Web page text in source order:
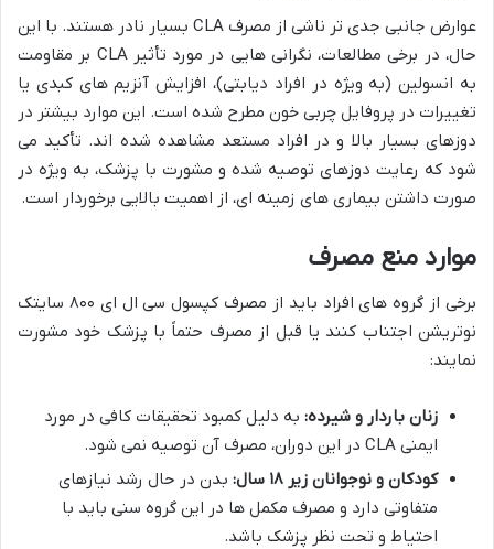
عوارض جانبی جدی تر ناشی از مصرف CLA بسیار نادر هستند. با این
حال، در برخی مطالعات، نگرانی هایی در مورد تأثیر CLA بر مقاومت
به انسولین (به ویژه در افراد دیابتی)، افزایش آنزیم های کبدی یا
تغییرات در پروفایل چربی خون مطرح شده است. این موارد بیشتر در
دوزهای بسیار بالا و در افراد مستعد مشاهده شده اند. تأکید می
شود که رعایت دوزهای توصیه شده و مشورت با پزشک، به ویژه در
صورت داشتن بیماری های زمینه ای، از اهمیت بالایی برخوردار است.
موارد منع مصرف
برخی از گروه های افراد باید از مصرف کپسول سی ال ای ۸۰۰ سایتک
نوتریشن اجتناب کنند یا قبل از مصرف حتماً با پزشک خود مشورت
نمایند:
زنان باردار و شیرده: به دلیل کمبود تحقیقات کافی در مورد
ایمنی CLA در این دوران، مصرف آن توصیه نمی شود.
کودکان و نوجوانان زیر ۱۸ سال:
بدن در حال رشد نیازهای
متفاوتی دارد و مصرف مکمل ها در این گروه سنی باید با
احتیاط و تحت نظر پزشک باشد.